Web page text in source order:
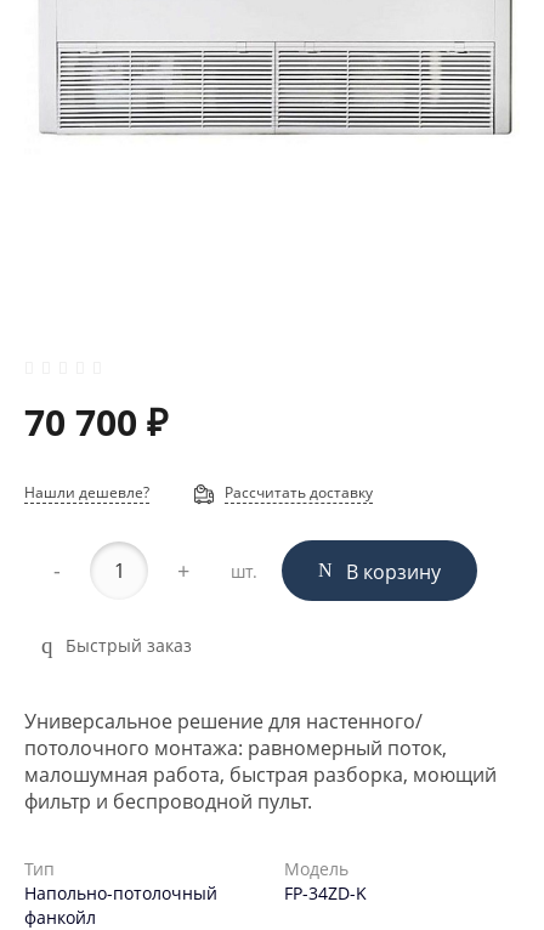
70 700 ₽
Нашли дешевле? Рассчитать доставку
- + шт. В корзину
Быстрый заказ
Универсальное решение для настенного/
потолочного монтажа: равномерный поток,
малошумная работа, быстрая разборка, моющий
фильтр и беспроводной пульт.
Тип
Напольно-потолочный
фанкойл
Модель
FP-34ZD-K